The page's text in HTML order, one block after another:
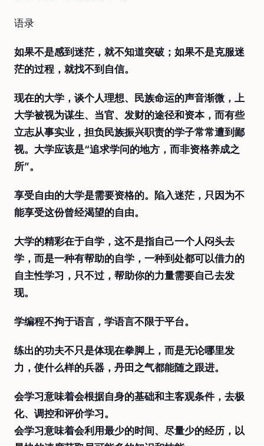
语录
如果不是感到迷茫，就不知道突破；如果不是克服迷
茫的过程，就找不到自信。
现在的大学，谈个人理想、民族命运的声音渐微，上
大学被视为谋生、当官、发财的途径和资本，而有些
立志从事实业，担负民族振兴职责的学子常常遭到鄙
视。大学应该是“追求学问的地方，而非资格养成之
所”。
享受自由的大学是需要资格的。陷入迷茫，只因为不
能享受这份曾经渴望的自由。
大学的精彩在于自学，这不是指自己一个人闷头去
学，而是一种有帮助的自学，一种到处都可以借力的
自主性学习，只不过，帮助你的力量需要自己去发
现。
学编程不拘于语言，学语言不限于平台。
练出的功夫不只是体现在拳脚上，而是无论哪里发
力，使什么样的兵器，丹田之气都能随之跟进。
会学习意味着会根据自身的基础和主客观条件，去极
化、调控和评价学习。
会学习意味着会利用最少的时间、尽量少的经历，以